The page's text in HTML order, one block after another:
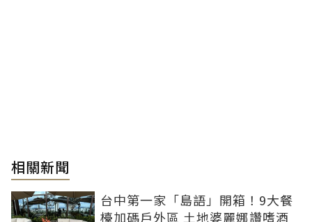
相關新聞
台中第一家「島語」開箱！9大餐
檯加碼戶外區 土地婆麗娜讚嗜酒